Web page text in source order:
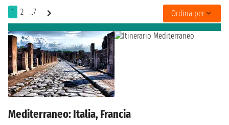
1 2 ..7 Ordina per
Mediterraneo: Italia, Francia